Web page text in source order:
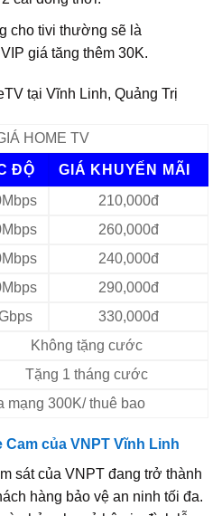
cho tivi thường sẽ là
giá tăng thêm 30K.
tại Vĩnh Linh, Quảng Trị
HOME TV
ĐỘ
GIÁ KHUYẾN MÃI
210,000đ
260,000đ
240,000đ
290,000đ
330,000đ
Không tặng cước
Tặng 1 tháng cước
mạng 300K/ thuê bao
của VNPT Vĩnh Linh
sát của VNPT đang trở thành
hàng bảo vệ an ninh tối đa.